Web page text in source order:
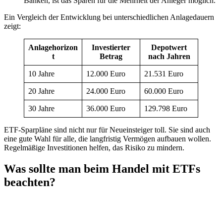
Ein Vergleich der Entwicklung bei unterschiedlichen Anlagedauern
zeigt:
Anlagehorizon
t
Investierter
Betrag
Depotwert
nach Jahren
10 Jahre 12.000 Euro 21.531 Euro
20 Jahre 24.000 Euro 60.000 Euro
30 Jahre 36.000 Euro 129.798 Euro
ETF-Sparpläne sind nicht nur für Neueinsteiger toll. Sie sind auch
eine gute Wahl für alle, die langfristig Vermögen aufbauen wollen.
Regelmäßige Investitionen helfen, das Risiko zu mindern.
Was sollte man beim Handel mit ETFs
beachten?